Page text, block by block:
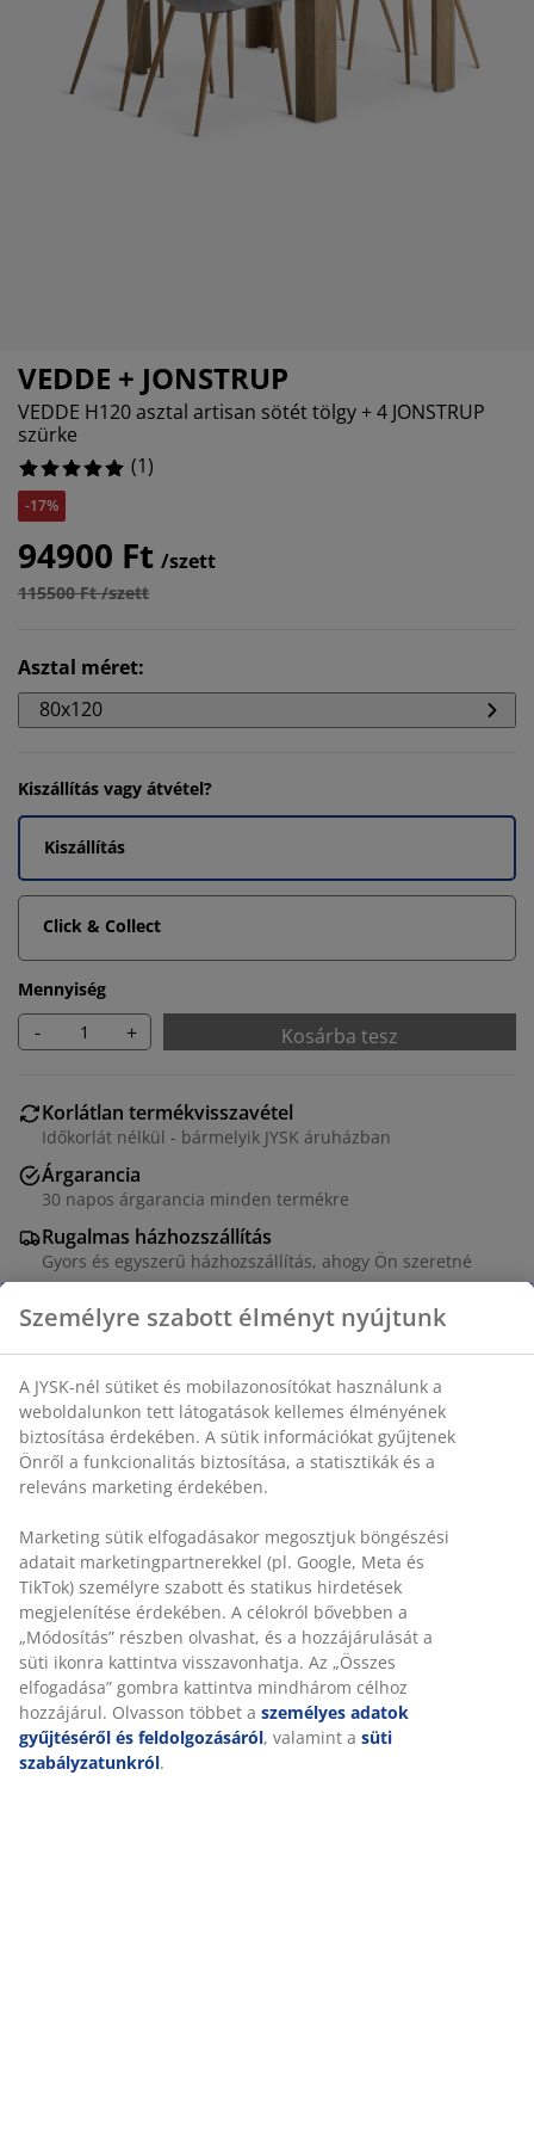
bútorok
és kiegészítők
világítás
VEDDE + JONSTRUP
VEDDE H120 asztal artisan sötét tölgy + 4 JONSTRUP
szürke
(1)
-17%
94900 Ft /szett
115500 Ft /szett
Asztal méret:
80x120
Kiszállítás vagy átvétel?
Kiszállítás
Click & Collect
Mennyiség
- + Kosárba tesz
Korlátlan termékvisszavétel
Időkorlát nélkül - bármelyik JYSK áruházban
Árgarancia
30 napos árgarancia minden termékre
Rugalmas házhozszállítás
Gyors és egyszerű házhozszállítás, ahogy Ön szeretné
Szövet és acél.
SKU: S000046
A csomag a következő cikkekből áll
Részletes Adatok
Értékelések
Személyre szabott élményt nyújtunk
A JYSK-nél sütiket és mobilazonosítókat használunk a
weboldalunkon tett látogatások kellemes élményének
biztosítása érdekében. A sütik információkat gyűjtenek
Önről a funkcionalitás biztosítása, a statisztikák és a
releváns marketing érdekében.
Marketing sütik elfogadásakor megosztjuk böngészési
adatait marketingpartnerekkel (pl. Google, Meta és
TikTok) személyre szabott és statikus hirdetések
megjelenítése érdekében. A célokról bővebben a
„Módosítás” részben olvashat, és a hozzájárulását a
süti ikonra kattintva visszavonhatja. Az „Összes
elfogadása” gombra kattintva mindhárom célhoz
hozzájárul. Olvasson többet a személyes adatok
gyűjtéséről és feldolgozásáról, valamint a süti
szabályzatunkról.